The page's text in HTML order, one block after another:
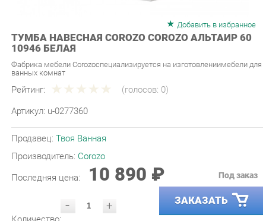
ТУМБА НАВЕСНАЯ COROZO COROZO АЛЬТАИР 60
10946 БЕЛАЯ
Фабрика мебели Corozoспециализируется на изготовлениимебели для
Рейтинг: (голосов:
Артикул: u-0277360
Продавец:
Производитель: Corozo
Последняя цена: 10 890 ₽
- + ЗАКАЗАТЬ
УТОЧНИТЬ НАЛИЧИЕ